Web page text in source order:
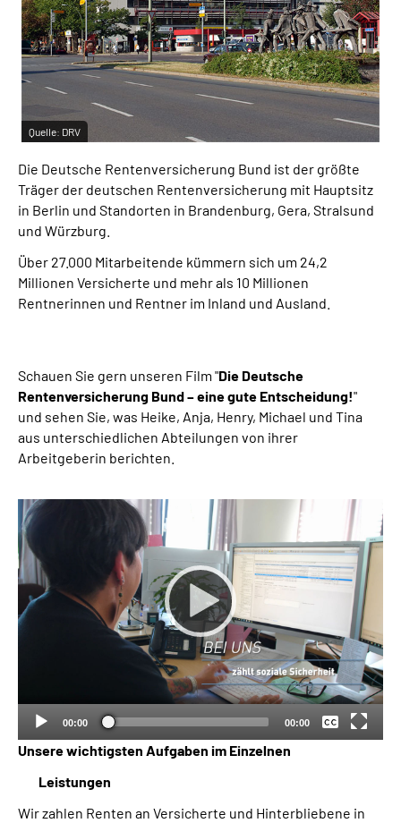
Inhalte in Gebärdensprache (DGS)
Leichte Sprache
Suche
Mein Kundenportal
Quelle: DRV
Die Deutsche Rentenversicherung Bund ist der größte
Träger der deutschen Rentenversicherung mit Hauptsitz
in Berlin und Standorten in Brandenburg, Gera, Stralsund
und Würzburg.
Über 27.000 Mitarbeitende kümmern sich um 24,2
Millionen Versicherte und mehr als 10 Millionen
Rentnerinnen und Rentner im Inland und Ausland.
Schauen Sie gern unseren Film "Die Deutsche
Rentenversicherung Bund – eine gute Entscheidung!"
und sehen Sie, was Heike, Anja, Henry, Michael und Tina
aus unterschiedlichen Abteilungen von ihrer
Arbeitgeberin berichten.
00:00 00:00
Keine
Deutsch
Unsere wichtigsten Aufgaben im Einzelnen
Leistungen
Wir zahlen Renten an Versicherte und Hinterbliebene in